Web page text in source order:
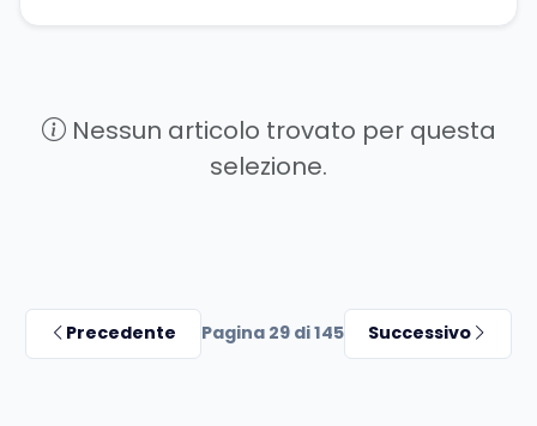
Nessun articolo trovato per questa
selezione.
Precedente Pagina 29 di 145 Successivo